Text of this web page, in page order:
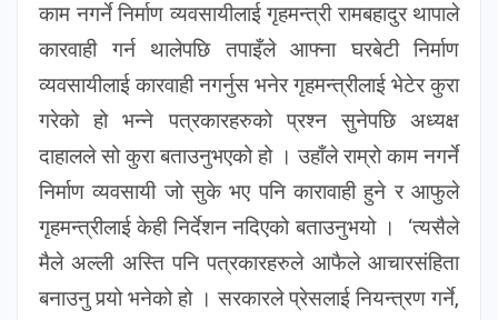
काम नगर्ने निर्माण व्यवसायीलाई गृहमन्त्री रामबहादुर थापाले
कारवाही गर्न थालेपछि तपाइँले आफ्ना घरबेटी निर्माण
व्यवसायीलाई कारवाही नगर्नुस भनेर गृहमन्त्रीलाई भेटेर कुरा
गरेको हो भन्ने पत्रकारहरुको प्रश्न सुनेपछि अध्यक्ष
दाहालले सो कुरा बताउनुभएको हो । उहाँले राम्रो काम नगर्ने
निर्माण व्यवसायी जो सुके भए पनि कारावाही हुने र आफुले
गृहमन्त्रीलाई केही निर्देशन नदिएको बताउनुभयो । ‘त्यसैले
मैले अल्ली अस्ति पनि पत्रकारहरुले आफैले आचारसंहिता
बनाउनु पर्‍यो भनेको हो । सरकारले प्रेसलाई नियन्त्रण गर्ने,